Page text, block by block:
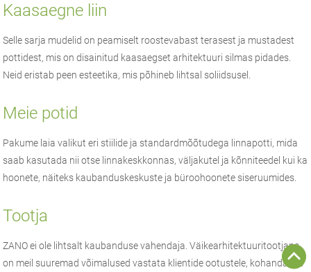
Kaasaegne liin
Selle sarja mudelid on peamiselt roostevabast terasest ja mustadest
pottidest, mis on disainitud kaasaegset arhitektuuri silmas pidades.
Neid eristab peen esteetika, mis põhineb lihtsal soliidsusel.
Meie potid
Pakume laia valikut eri stiilide ja standardmõõtudega linnapotti, mida
saab kasutada nii otse linnakeskkonnas, väljakutel ja kõnniteedel kui ka
hoonete, näiteks kaubanduskeskuste ja büroohoonete siseruumides.
Tootja
ZANOei ole lihtsalt kaubanduse vahendaja.Väikearhitektuuritootjana
on meil suuremad võimalused vastata klientide ootustele, kohandades